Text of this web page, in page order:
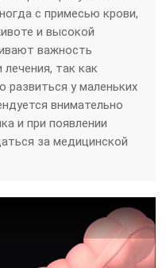
с примесью крови,
и высокой
важность
так как
у маленьких
внимательно
и при появлении
за медицинской